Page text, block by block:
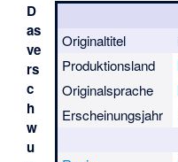
Originaltitel
Produktionsland
Originalsprache
Erscheinungsjahr
D
as
ve
rs
c
h
w
u